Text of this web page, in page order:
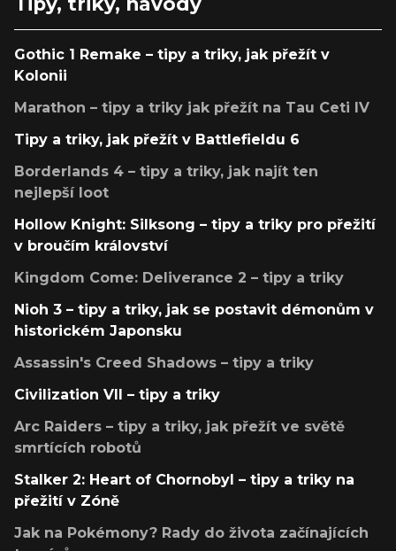
Gothic 1 Remake – tipy a triky, jak přežít v
Kolonii
Marathon – tipy a triky jak přežít na Tau Ceti IV
Tipy a triky, jak přežít v Battlefieldu 6
Borderlands 4 – tipy a triky, jak najít ten
nejlepší loot
Hollow Knight: Silksong – tipy a triky pro přežití
v broučím království
Kingdom Come: Deliverance 2 – tipy a triky
Nioh 3 – tipy a triky, jak se postavit démonům v
historickém Japonsku
Assassin's Creed Shadows – tipy a triky
Civilization VII – tipy a triky
Arc Raiders – tipy a triky, jak přežít ve světě
smrtících robotů
Stalker 2: Heart of Chornobyl – tipy a triky na
přežití v Zóně
Jak na Pokémony? Rady do života začínajících